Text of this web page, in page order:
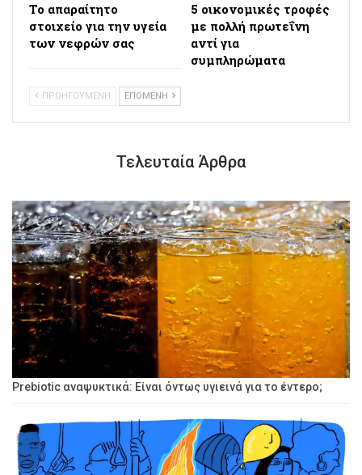
Το απαραίτητο
στοιχείο για την υγεία
των νεφρών σας
5 οικονομικές τροφές
με πολλή πρωτεΐνη
αντί για
συμπληρώματα
ΠΡΟΗΓΟΥΜΕΝΗ ΕΠΟΜΕΝΗ
Τελευταία Άρθρα
Prebiotic αναψυκτικά: Είναι όντως υγιεινά για το έντερο;